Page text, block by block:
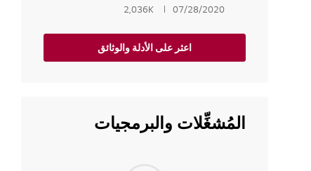
07/28/2020
2,036K
اعثر على الأدلة والوثائق
المُشغِّلات والبرمجيات